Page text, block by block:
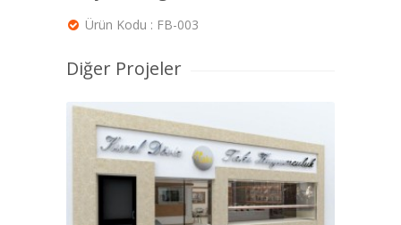
Ürün Kodu : FB-003
Diğer Projeler